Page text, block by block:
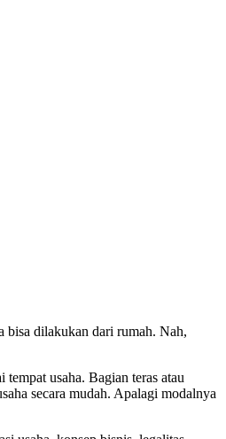
bisa dilakukan dari rumah. Nah,
usaha. Bagian teras atau
secara mudah. Apalagi modalnya